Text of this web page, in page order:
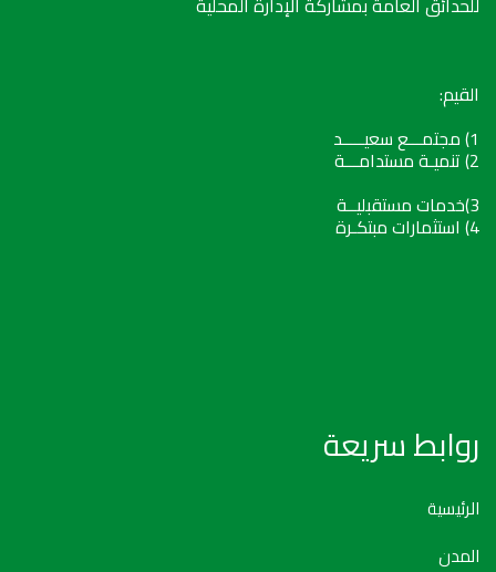
القيم:
1) مجتمـــع سعيـــــد
2) تنميـة مستدامـــة
3)خدمات مستقبليــة
4) استثمارات مبتكـرة
روابط سريعة
الرئيسية
المدن